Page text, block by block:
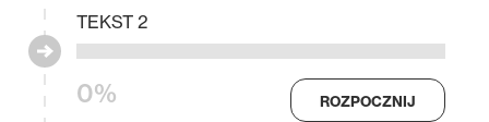
0%
TEKST 2
ROZPOCZNIJ